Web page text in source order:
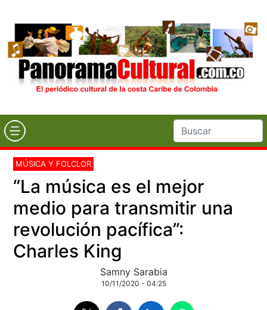
MÚSICA Y FOLCLOR
“La música es el mejor
medio para transmitir una
revolución pacífica”:
Charles King
Samny Sarabia
10/11/2020 - 04:25